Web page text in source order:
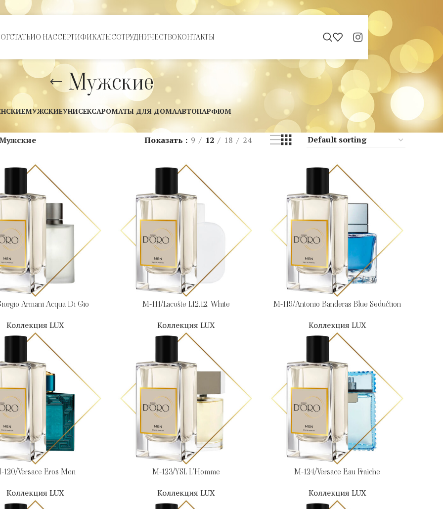
СТАТЬИО НАССЕРТИФИКАТЫСОТРУДНИЧЕСТВОКОНТАКТЫ
Мужские
МУЖСКИЕУНИСЕКСАРОМАТЫ ДЛЯ ДОМААВТОПАРФЮМ
Показать 9 12 18 24
Armani Acqua Di Gio
Коллекция LUX
M-111/Lacoste L12.12. White
Коллекция LUX
M-119/Antonio Banderas Blue Seduction
Коллекция LUX
120/Versace Eros Men
Коллекция LUX
M-123/YSL L’Homme
Коллекция LUX
M-124/Versace Eau Fraiche
Коллекция LUX